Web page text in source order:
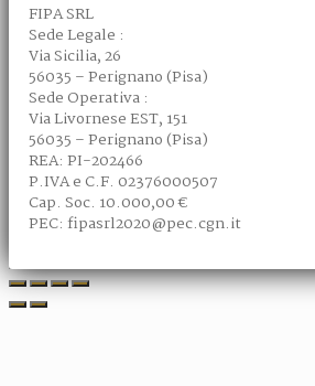
FIPA SRL
Sede Legale :
Via Sicilia, 26
56035 – Perignano (Pisa)
Sede Operativa :
Via Livornese EST, 151
56035 – Perignano (Pisa)
REA: PI-202466
P.IVA e C.F. 02376000507
Cap. Soc. 10.000,00 €
PEC: fipasrl2020@pec.cgn.it